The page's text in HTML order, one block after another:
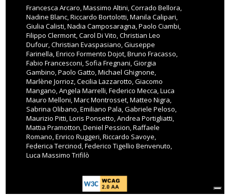
Francesca Arcaro, Massimo Altini, Corrado Bellora,
Nadine Blanc, Riccardo Bortolotti, Manila Calipari,
Giulia Calisti, Nadia Camposaragna, Paolo Ciambi,
Filippo Clermont, Carol Di Vito, Christian Leo
Dufour, Christian Evaspasiano, Giuseppe
Farinella, Enrico Formento Dojot, Bruno Fracasso,
Fabio Francesconi, Sofia Fregnani, Giorgia
Gambino, Paolo Gatto, Michael Ghignone,
Marlène Jorrioz, Cecilia Lazzarotto, Giacomo
Mangano, Angela Marrelli, Federico Mecca, Luca
Mauro Melloni, Marc Montrosset, Matteo Nigra,
Sabrina Olibano, Emiliano Pala, Gabriele Peloso,
Maurizio Pitti, Loris Ponsetto, Andrea Portigliatti,
Mattia Pramotton, Deniel Pession, Raffaele
Romano, Enrico Ruggeri, Riccardo Savoye,
Federica Tercinod, Federico Tigellio Benvenuto,
Luca Massimo Trifilò